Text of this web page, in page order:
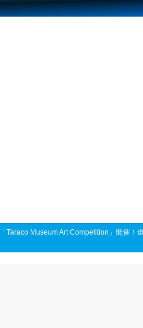
Taraco Museum Art Competition」開催！